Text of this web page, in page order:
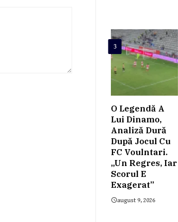
3
O Legendă A
Lui Dinamo,
Analiză Dură
După Jocul Cu
FC Voulntari.
„Un Regres, Iar
Scorul E
Exagerat”
august 9, 2026